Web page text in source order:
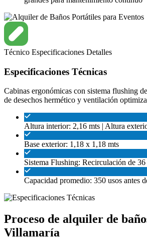
Técnico Especificaciones Detalles
Especificaciones Técnicas
Cabinas ergonómicas con sistema flushing
de desechos hermético y ventilación
Altura interior: 2,16 mts | Altura
Base exterior: 1,18 x 1,18 mts
Sistema Flushing: Recirculación de
Capacidad promedio: 350 usos antes
Proceso de alquiler de
Villamaría